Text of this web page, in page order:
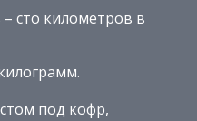
сто километров в
под кофр,